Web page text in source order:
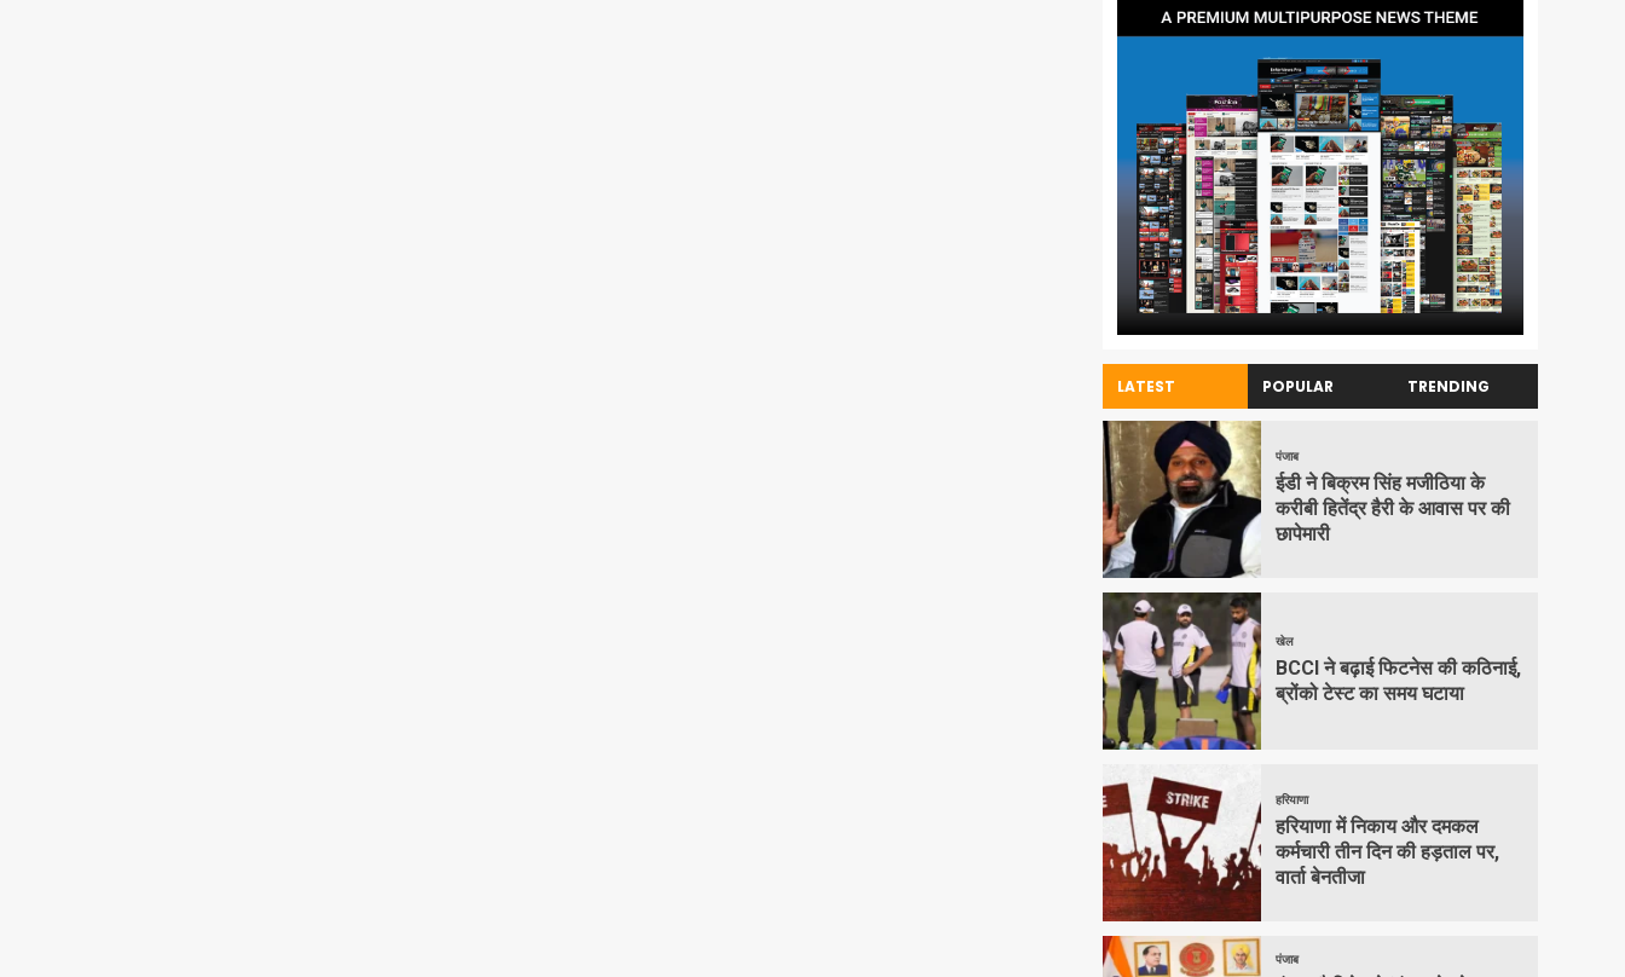
LATEST POPULAR TRENDING
पंजाब
ईडी ने बिक्रम सिंह मजीठिया के
करीबी हितेंद्र हैरी के आवास पर की
छापेमारी
खेल
BCCI ने बढ़ाई फिटनेस की कठिनाई,
ब्रोंको टेस्ट का समय घटाया
हरियाणा
हरियाणा में निकाय और दमकल
कर्मचारी तीन दिन की हड़ताल पर,
वार्ता बेनतीजा
पंजाब